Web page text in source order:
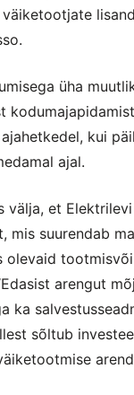
üha
kui
ajal.
välja, et
suurendab
arengut
ka
sõltub